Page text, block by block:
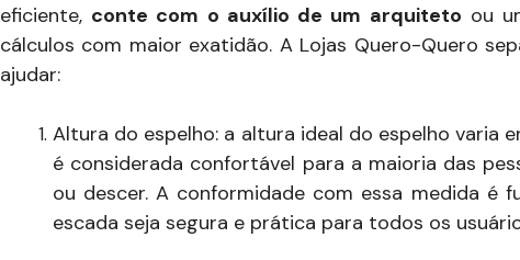
eficiente, conte com o auxílio de um arquiteto ou
cálculos com maior exatidão. A Lojas Quero-Quero
ajudar:
Altura do espelho: a altura ideal do espelho varia
é considerada confortável para a maioria das
ou descer. A conformidade com essa medida é
escada seja segura e prática para todos os